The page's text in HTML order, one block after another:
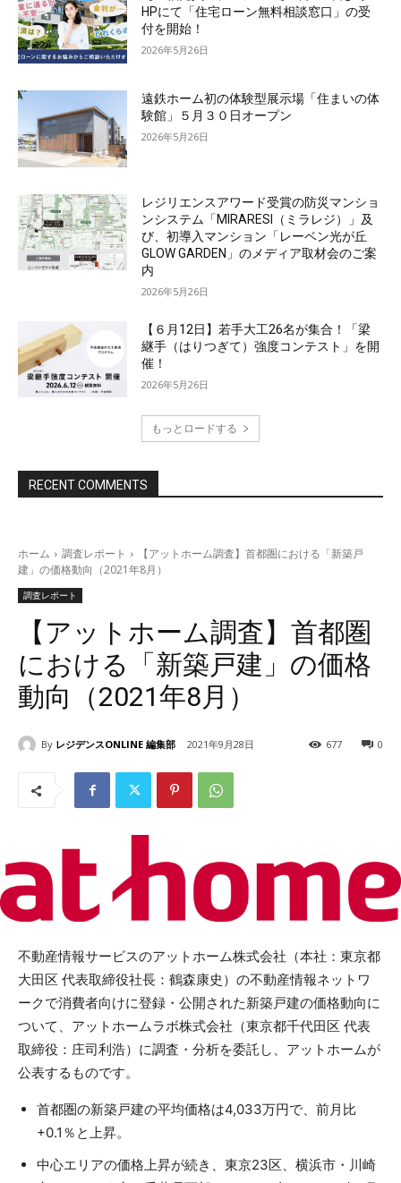
HPにて「住宅ローン無料相談窓口」の受
付を開始！
2026年5月26日
遠鉄ホーム初の体験型展示場「住まいの体
験館」５月３０日オープン
2026年5月26日
レジリエンスアワード受賞の防災マンショ
ンシステム「MIRARESI（ミラレジ）」及
び、初導入マンション「レーベン光が丘
GLOW GARDEN」のメディア取材会のご案
内
2026年5月26日
【６月12日】若手大工26名が集合！「梁
継手（はりつぎて）強度コンテスト」を開
催！
2026年5月26日
もっとロードする
RECENT COMMENTS